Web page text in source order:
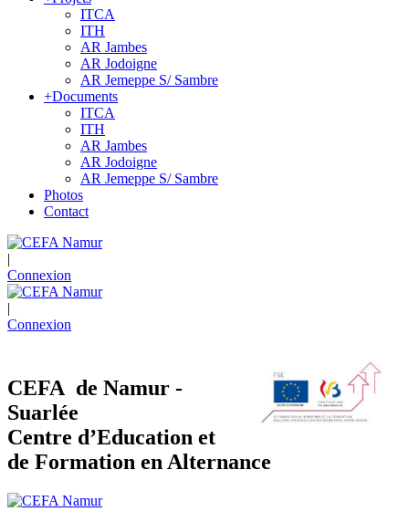
ITCA
ITH
AR Jambes
AR Jodoigne
AR Jemeppe S/ Sambre
+Documents
ITCA
ITH
AR Jambes
AR Jodoigne
AR Jemeppe S/ Sambre
Photos
Contact
|
Connexion
|
Connexion
CEFA de Namur -
Suarlée
Centre d’Education et
de Formation en Alternance